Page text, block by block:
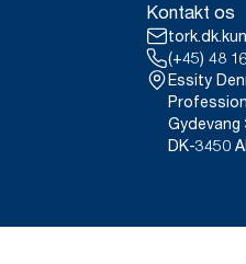
Kontakt os
(+45) 48
Essity
Gydevang
DK-3450